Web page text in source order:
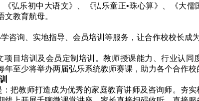
弘乐初中大语文》、《弘乐童正•珠心算》、《大
文教育航母。
咨询、实地指导、会员培训等服务，让合作校校长成
项目培训及会员定制培训。教师授课能力、行业认同
至少将举办两届弘乐系统教师赛课，助力各个合作校
把教师打造成为优秀的家庭教育讲师及咨询师。夯